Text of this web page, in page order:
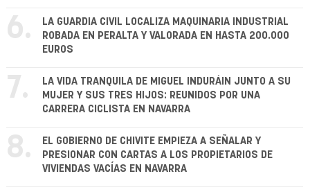
6.
LA GUARDIA CIVIL LOCALIZA MAQUINARIA INDUSTRIAL
ROBADA EN PERALTA Y VALORADA EN HASTA 200.000
EUROS
7.
LA VIDA TRANQUILA DE MIGUEL INDURÁIN JUNTO A SU
MUJER Y SUS TRES HIJOS: REUNIDOS POR UNA
CARRERA CICLISTA EN NAVARRA
8.
EL GOBIERNO DE CHIVITE EMPIEZA A SEÑALAR Y
PRESIONAR CON CARTAS A LOS PROPIETARIOS DE
VIVIENDAS VACÍAS EN NAVARRA